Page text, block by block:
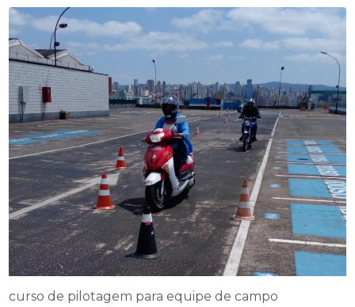
curso de pilotagem para equipe de campo